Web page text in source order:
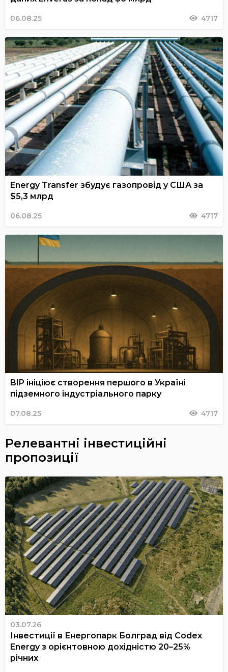
06.08.25 4717
Energy Transfer збудує газопровід у США за
$5,3 млрд
06.08.25 4717
BIP ініціює створення першого в Україні
підземного індустріального парку
07.08.25 4717
Релевантні інвестиційні
пропозиції
03.07.26
Інвестиції в Енергопарк Болград від Codex
Energy з орієнтовною дохідністю 20–25%
річних